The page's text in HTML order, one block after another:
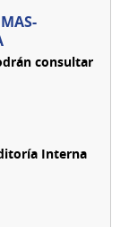
consultar
Interna